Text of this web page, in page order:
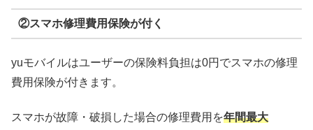
②スマホ修理費用保険が付く
yuモバイルはユーザーの保険料負担は0円でスマホの修理
費用保険が付きます。
スマホが故障・破損した場合の修理費用を年間最大